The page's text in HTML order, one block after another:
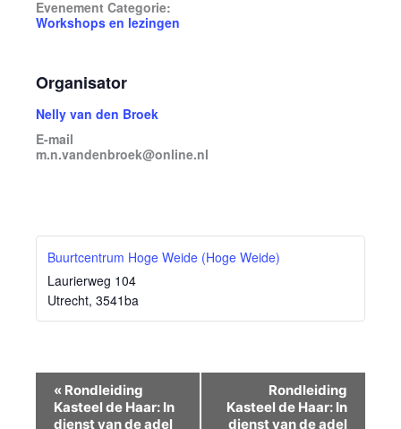
Evenement Categorie:
Workshops en lezingen
Organisator
Nelly van den Broek
E-mail
m.n.vandenbroek@online.nl
Buurtcentrum Hoge Weide (Hoge Weide)
Laurierweg 104
Utrecht, 3541ba
Evenement
Navigatie
« Rondleiding
Kasteel de Haar: In
dienst van de adel
Rondleiding
Kasteel de Haar: In
dienst van de adel